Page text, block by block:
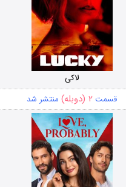
لاکی
قسمت ۲ (دوبله) منتشر شد